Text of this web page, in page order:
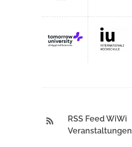
RSS Feed WiWi
Veranstaltungen